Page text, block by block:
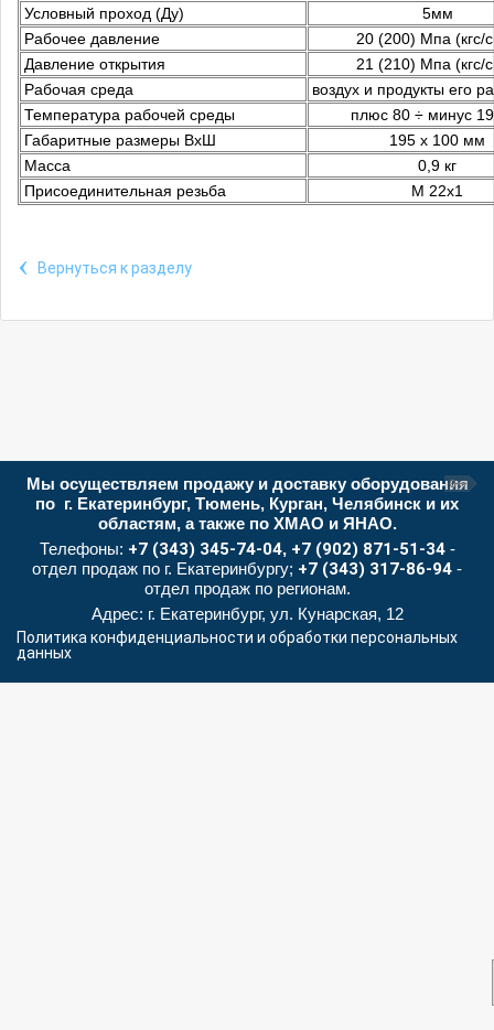
Условный проход (Ду)
5мм
Рабочее давление
20 (200) Мпа (кгс/
Давление открытия
21 (210) Мпа (кгс/
Рабочая среда
воздух и продукты его
Температура рабочей среды
плюс 80 ÷ минус
Габаритные размеры ВхШ
195 х 100 мм
Масса
0,9 кг
Присоединительная резьба
М 22х1
‹ Вернуться к разделу
Мы осуществляем продажу и доставку оборудования
по г. Екатеринбург, Тюмень, Курган, Челябинск и их
областям, а также по ХМАО и ЯНАО.
Телефоны: +7 (343) 345-74-04, +7 (902) 871-51-34-
отдел продаж по г. Екатеринбургу; +7 (343) 317-86-94 -
отдел продаж по регионам.
Адрес: г. Екатеринбург, ул. Кунарская, 12
Политика конфиденциальности и обработки персональных
данных